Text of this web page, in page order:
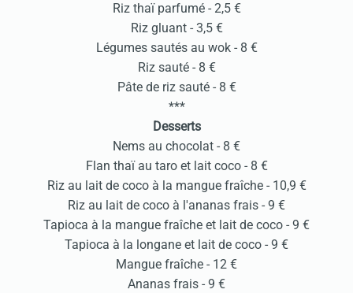
Riz thaï parfumé - 2,5 €
Riz gluant - 3,5 €
Légumes sautés au wok - 8 €
Riz sauté - 8 €
Pâte de riz sauté - 8 €
***
Desserts
Nems au chocolat - 8 €
Flan thaï au taro et lait coco - 8 €
Riz au lait de coco à la mangue fraîche - 10,9 €
Riz au lait de coco à l'ananas frais - 9 €
Tapioca à la mangue fraîche et lait de coco - 9 €
Tapioca à la longane et lait de coco - 9 €
Mangue fraîche - 12 €
Ananas frais - 9 €